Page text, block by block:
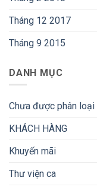
Tháng 12 2017
Tháng 9 2015
DANH MỤC
Chưa được phân loại
KHÁCH HÀNG
Khuyến mãi
Thư viện ca